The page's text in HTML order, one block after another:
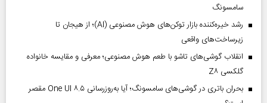
سامسونگ
رشد خیره‌کننده بازار توکن‌های هوش مصنوعی (AI)؛ از هیجان تا
زیرساخت‌های واقعی
انقلاب گوشی‌های تاشو‌ با طعم هوش مصنوعی؛ معرفی و مقایسه خانواده
گلکسی Z۸
بحران باتری در گوشی‌های سامسونگ؛ آیا به‌روزرسانی One UI ۸.۵ مقصر